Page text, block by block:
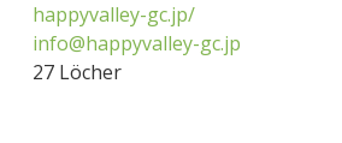
happyvalley-gc.jp/
info@happyvalley-gc.jp
27 Löcher